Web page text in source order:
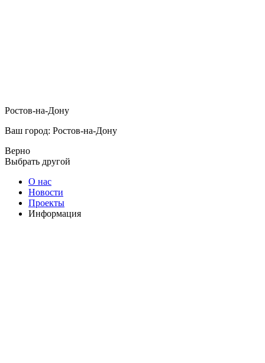
Ростов-на-Дону
Ваш город: Ростов-на-Дону
Верно
Выбрать другой
О нас
Новости
Проекты
Информация